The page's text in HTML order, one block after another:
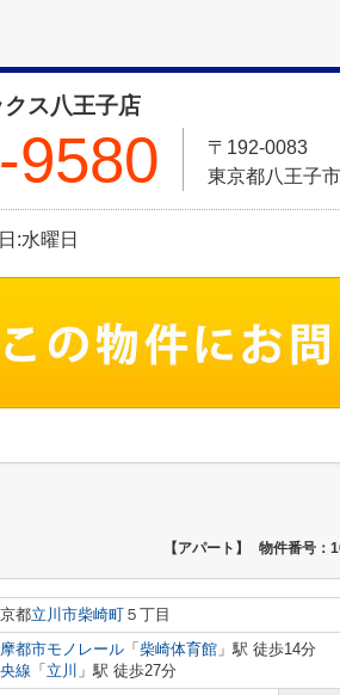
ス八王子店
9580
〒192-0083
東京都八王子
:水曜日
【アパート】 物件番号：
都立川市柴崎町 ５丁目
都市モノレール 「 柴崎体育館 」駅 徒歩14分
線 「 立川 」駅 徒歩27分